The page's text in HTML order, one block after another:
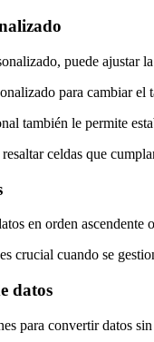
puede ajustar
para cambiar el
también le permite
celdas que
en orden
crucial cuando se
datos
para convertir datos